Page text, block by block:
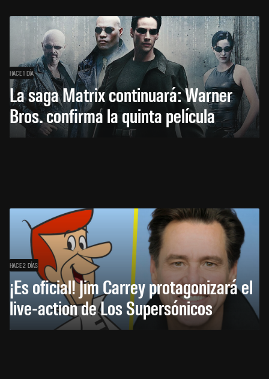
HACE 1 DÍA
La saga Matrix continuará: Warner
Bros. confirma la quinta película
HACE 2 DÍAS
¡Es oficial! Jim Carrey protagonizará el
live-action de Los Supersónicos